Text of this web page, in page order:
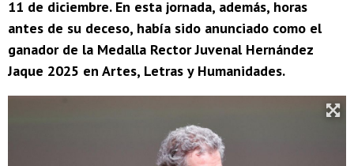
11 de diciembre. En esta jornada, además, horas
antes de su deceso, había sido anunciado como el
ganador de la Medalla Rector Juvenal Hernández
Jaque 2025 en Artes, Letras y Humanidades.